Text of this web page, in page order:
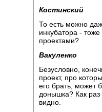
Костинский
То есть можно
инкубатора -
проектами?
Вакуленко
Безусловно,
проект, про
его брать, может
донышка? Как раз
видно.